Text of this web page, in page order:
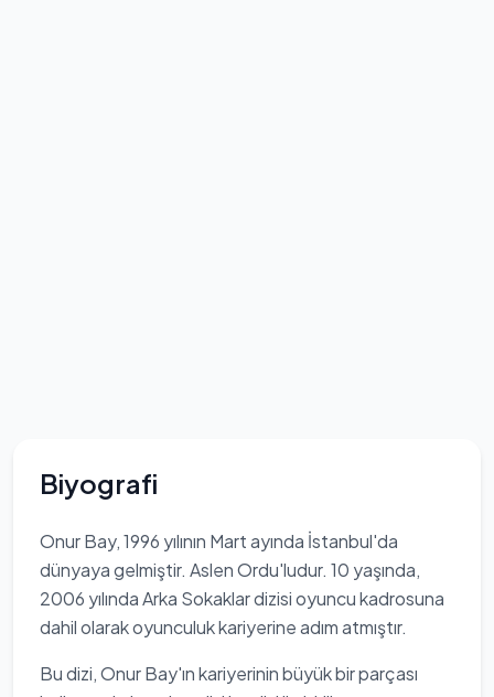
Biyografi
Onur Bay, 1996 yılının Mart ayında İstanbul'da
dünyaya gelmiştir. Aslen Ordu'ludur. 10 yaşında,
2006 yılında Arka Sokaklar dizisi oyuncu kadrosuna
dahil olarak oyunculuk kariyerine adım atmıştır.
Bu dizi, Onur Bay'ın kariyerinin büyük bir parçası